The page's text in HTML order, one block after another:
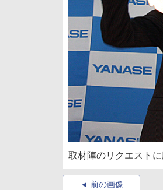
取材陣のリクエスト
前の画像